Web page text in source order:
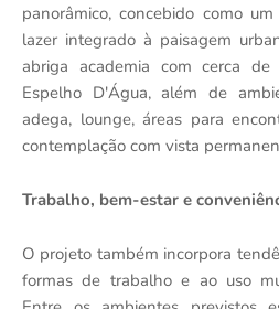
panorâmico, concebido como
lazer integrado à paisagem
abriga academia com cerca
Espelho D'Água, além de
adega, lounge, áreas para
contemplação com vista
Trabalho, bem-estar e
O projeto também incorpora
formas de trabalho e ao uso